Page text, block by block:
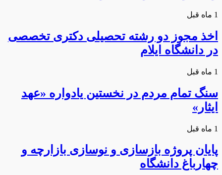
1 ماه قبل
اخذ مجوز دو رشته تحصیلی دکتری تخصصی
در دانشگاه ایلام
1 ماه قبل
سنگ تمام مردم در نخستین یادواره «عهد
ایثار»
1 ماه قبل
پایان پروژه بازسازی و نوسازی بازارچه و
چهارباغ دانشگاه